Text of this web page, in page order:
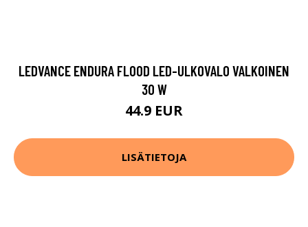
LEDVANCE ENDURA FLOOD LED-ULKOVALO VALKOINEN
30 W
44.9 EUR
LISÄTIETOJA